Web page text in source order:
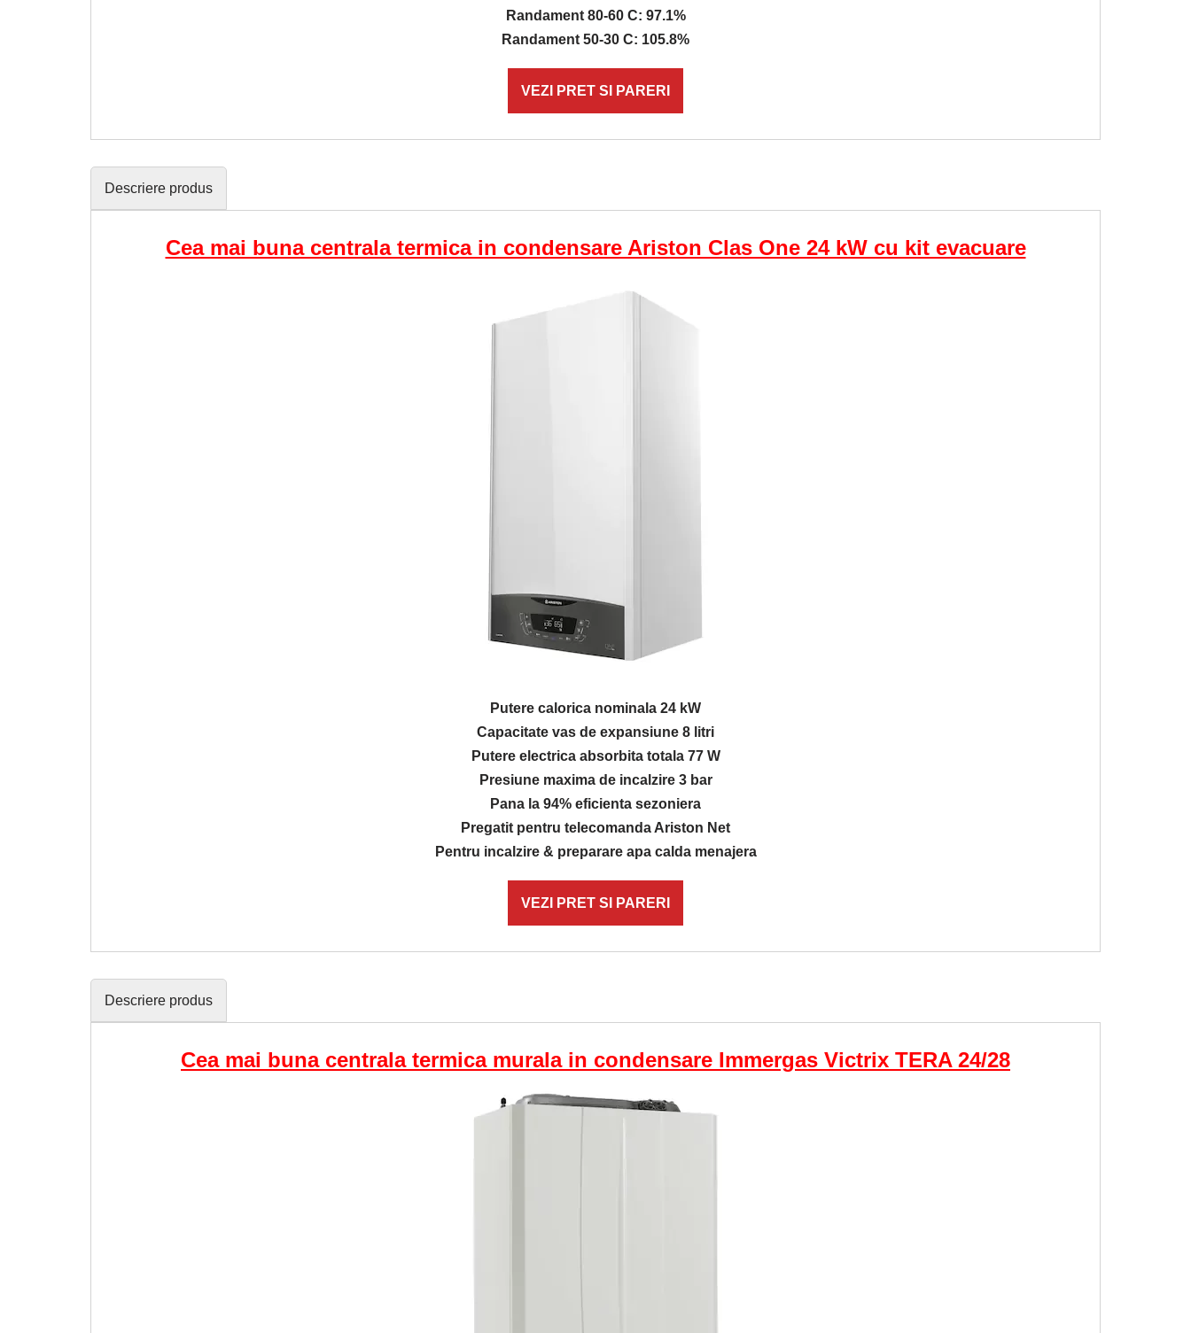
Randament 80-60 C: 97.1%
Randament 50-30 C: 105.8%
VEZI PRET SI PARERI
Descriere produs
Cea mai buna centrala termica in condensare Ariston Clas One 24 kW cu kit evacuare
Putere calorica nominala 24 kW
Capacitate vas de expansiune 8 litri
Putere electrica absorbita totala 77 W
Presiune maxima de incalzire 3 bar
Pana la 94% eficienta sezoniera
Pregatit pentru telecomanda Ariston Net
Pentru incalzire & preparare apa calda menajera
VEZI PRET SI PARERI
Descriere produs
Cea mai buna centrala termica murala in condensare Immergas Victrix TERA 24/28